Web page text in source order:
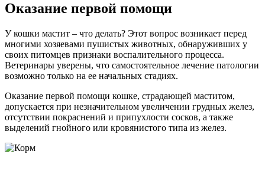
Оказание первой помощи
У кошки мастит – что делать? Этот вопрос возникает перед
многими хозяевами пушистых животных, обнаруживших у
своих питомцев признаки воспалительного процесса.
Ветеринары уверены, что самостоятельное лечение патологии
возможно только на ее начальных стадиях.
Оказание первой помощи кошке, страдающей маститом,
допускается при незначительном увеличении грудных желез,
отсутствии покраснений и припухлости сосков, а также
выделений гнойного или кровянистого типа из желез.